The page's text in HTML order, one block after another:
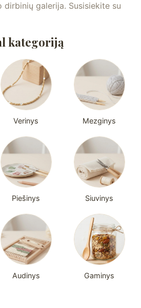
dirbinių galerija. Susisiekite su
kategoriją
Verinys Mezginys
Piešinys Siuvinys
Audinys Gaminys